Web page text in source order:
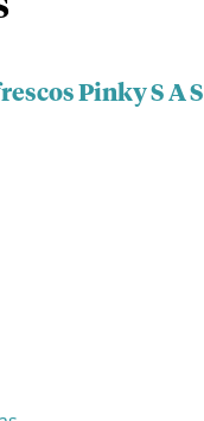
Pinky S A S